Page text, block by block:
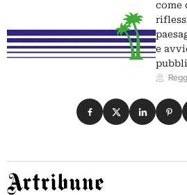
come
e
Condividi su
Condividi su X
Condividi
Artribune